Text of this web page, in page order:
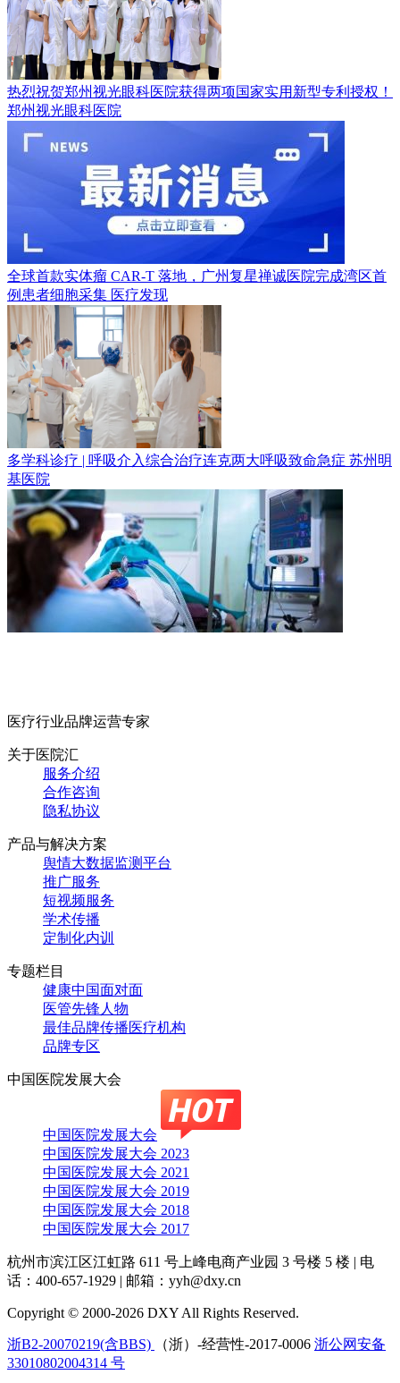
热烈祝贺郑州视光眼科医院获得两项国家实用新型专利授权！
郑州视光眼科医院
全球首款实体瘤 CAR-T 落地，广州复星禅诚医院完成湾区首
例患者细胞采集 医疗发现
多学科诊疗 | 呼吸介入综合治疗连克两大呼吸致命急症 苏州明
基医院
医疗行业品牌运营专家
关于医院汇
服务介绍
合作咨询
隐私协议
产品与解决方案
舆情大数据监测平台
推广服务
短视频服务
学术传播
定制化内训
专题栏目
健康中国面对面
医管先锋人物
最佳品牌传播医疗机构
品牌专区
中国医院发展大会
中国医院发展大会
中国医院发展大会 2023
中国医院发展大会 2021
中国医院发展大会 2019
中国医院发展大会 2018
中国医院发展大会 2017
杭州市滨江区江虹路 611 号上峰电商产业园 3 号楼 5 楼 | 电
话：400-657-1929 | 邮箱：yyh@dxy.cn
Copyright © 2000-2026 DXY All Rights Reserved.
浙B2-20070219(含BBS) （浙）-经营性-2017-0006 浙公网安备
33010802004314 号